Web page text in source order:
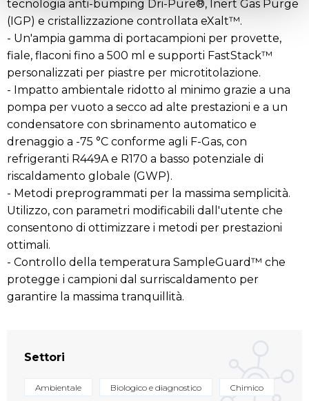
tecnologia anti-bumping Dri-Pure®, Inert Gas Purge
(IGP) e cristallizzazione controllata eXalt™.
- Un'ampia gamma di portacampioni per provette,
fiale, flaconi fino a 500 ml e supporti FastStack™
personalizzati per piastre per microtitolazione.
- Impatto ambientale ridotto al minimo grazie a una
pompa per vuoto a secco ad alte prestazioni e a un
condensatore con sbrinamento automatico e
drenaggio a -75 °C conforme agli F-Gas, con
refrigeranti R449A e R170 a basso potenziale di
riscaldamento globale (GWP).
- Metodi preprogrammati per la massima semplicità.
Utilizzo, con parametri modificabili dall'utente che
consentono di ottimizzare i metodi per prestazioni
ottimali.
- Controllo della temperatura SampleGuard™ che
protegge i campioni dal surriscaldamento per
garantire la massima tranquillità.
Settori
Ambientale Biologico e diagnostico Chimico